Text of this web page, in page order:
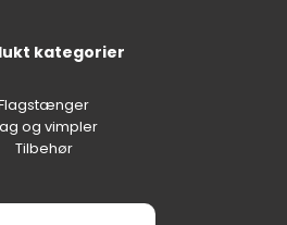
kategorier
og vimpler
Tilbehør